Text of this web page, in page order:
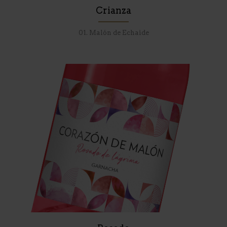
Crianza
01. Malón de Echaide